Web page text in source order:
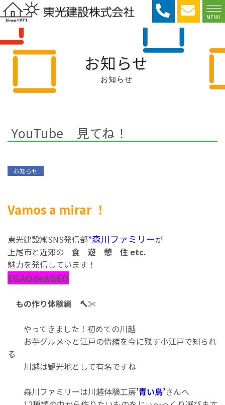
MENU
お知らせ
お知らせ
YouTube 見てね！
お知らせ
Vamos a mirar ！
東光建設㈱SNS発信部*森川ファミリーが
上尾市と近郊の 食 遊 憩 住 etc.
魅力を発信しています！
EGAOdeAGEO
もの作り体験編 🔨✂
やってきました！初めての川越
お芋グルメ🍠と江戸の情緒を今に残す小江戸で知られ
る
川越は観光地として有名ですね
森川ファミリーは川越体験工房’青い鳥’さんへ